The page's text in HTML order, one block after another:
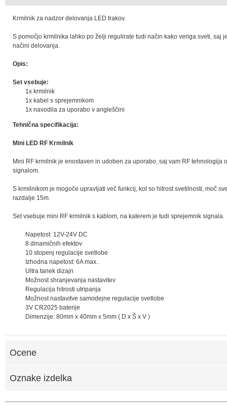
Krmilnik za nadzor delovanja LED trakov.
S pomočjo krmilnika lahko po želji regulirate tudi način kako veriga sveti, saj
načini delovanja.
Opis:
Set vsebuje:
1x krmilnik
1x kabel s sprejemnikom
1x navodila za uporabo v angleščini
Tehnična specifikacija:
Mini LED RF Krmilnik
Mini RF krmilnik je enostaven in udoben za uporabo, saj vam RF tehnologija
signalom.
S krmilnikom je mogoče upravljati več funkcij, kot so hitrost svetilnosti, moč
razdalje 15m.
Set vsebuje mini RF krmilnik s kablom, na katerem je tudi sprejemnik signala.
Napetost: 12V-24V DC
8 dinamičnih efektov
10 stopenj regulacije svetlobe
Izhodna napetost: 6A max..
Ultra tanek dizajn
Možnost shranjevanja nastavitev
Regulacija hitrosti utripanja
Možnost nastavitve samodejne regulacije svetlobe
3V CR2025 baterije
Dimenzije: 80mm x 40mm x 5mm ( D x Š x V )
Ocene
Oznake izdelka